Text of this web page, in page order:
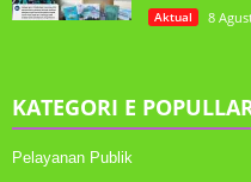
Aktual 8
KATEGORI E
Pelayanan Publik